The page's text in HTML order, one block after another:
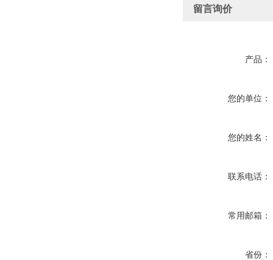
留言询价
产品：
您的单位：
您的姓名：
联系电话：
常用邮箱：
省份：